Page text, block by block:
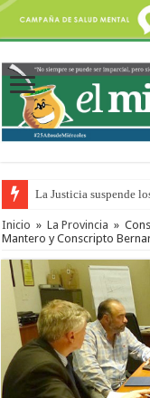
La Justicia suspende
Se presentará la obra
Inicio » La Provincia »
Mantero y Conscripto